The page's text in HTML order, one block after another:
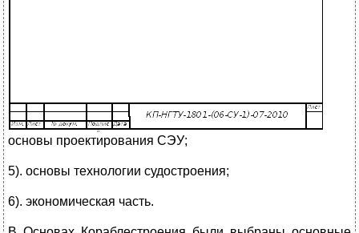
основы проектирования СЭУ;
5). основы технологии судостроения;
6). экономическая часть.